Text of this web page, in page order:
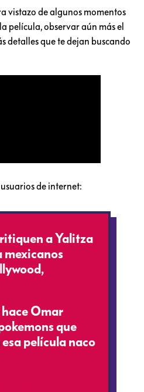
vistazo de algunos momentos
película, observar aún más el
detalles que te dejan buscando
de internet:
a Yalitza
mexicanos
Omar
que
película naco